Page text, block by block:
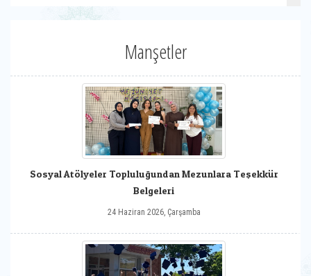
Manşetler
Sosyal Atölyeler Topluluğundan Mezunlara Teşekkür
Belgeleri
24 Haziran 2026, Çarşamba